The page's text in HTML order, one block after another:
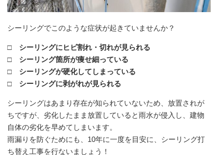
シーリングでこのような症状が起きていませんか？
□ シーリングにヒビ割れ・切れが見られる
□ シーリング箇所が痩せ細っている
□ シーリングが硬化してしまっている
□ シーリングに剥がれが見られる
シーリングはあまり存在が知られていないため、放置されが
ちですが、劣化したまま放置していると雨水が侵入し、建物
自体の劣化を早めてしまいます。
雨漏りを防ぐためにも、10年に一度を目安に、シーリング打
ち替え工事を行ないましょう！